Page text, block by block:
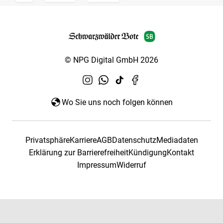
© NPG Digital GmbH 2026
Wo Sie uns noch folgen können
PrivatsphäreKarriereAGBDatenschutzMediadaten
Erklärung zur BarrierefreiheitKündigungKontakt
ImpressumWiderruf